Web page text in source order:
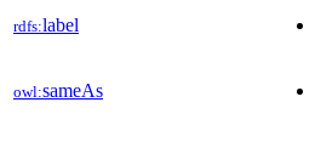
rdfs:label
owl:sameAs